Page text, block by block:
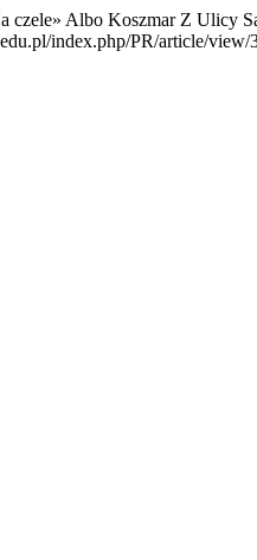
czele» Albo Ko­­szmar Z Ulicy
index.php/PR/article/view/